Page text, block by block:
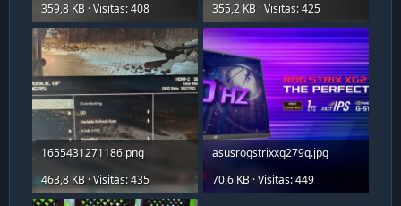
359,8 KB · Visitas: 408
355,2 KB · Visitas: 425
1655431271186.png
463,8 KB · Visitas: 435
asusrogstrixxg279q.jpg
70,6 KB · Visitas: 449